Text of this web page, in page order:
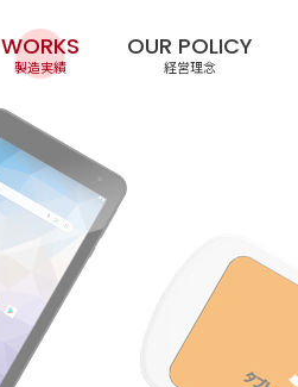
WORKS
製造実績
OUR POLICY
経営理念